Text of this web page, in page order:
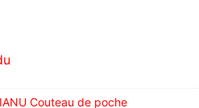
Couteau de poche